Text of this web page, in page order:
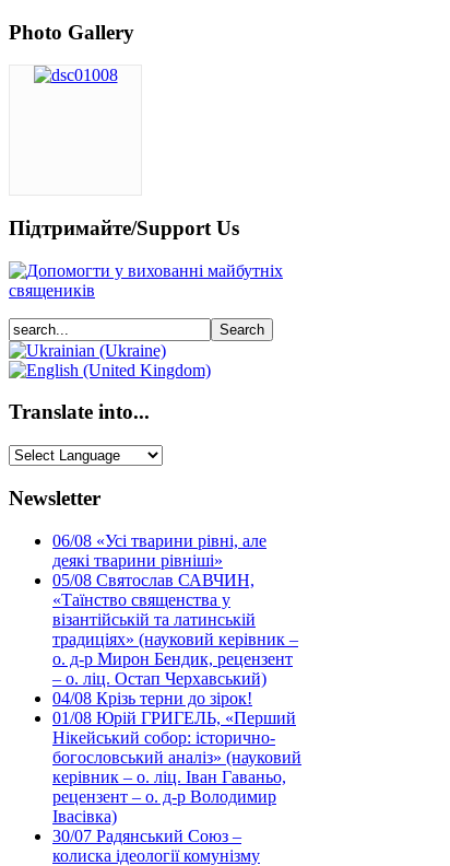
Photo Gallery
Підтримайте/Support Us
Translate into...
Newsletter
06/08 «Усі тварини рівні, але
деякі тварини рівніші»
05/08 Святослав САВЧИН,
«Таїнство священства у
візантійській та латинській
традиціях» (науковий керівник –
о. д-р Мирон Бендик, рецензент
– о. ліц. Остап Черхавський)
04/08 Крізь терни до зірок!
01/08 Юрій ГРИГЕЛЬ, «Перший
Нікейський собор: історично-
богословський аналіз» (науковий
керівник – о. ліц. Іван Гаваньо,
рецензент – о. д-р Володимир
Івасівка)
30/07 Радянський Союз –
колиска ідеології комунізму